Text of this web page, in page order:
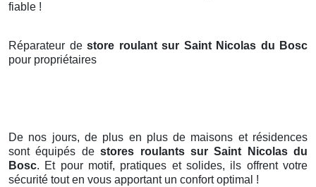
fiable !
Réparateur de store roulant sur Saint Nicolas du Bosc
pour propriétaires
De nos jours, de plus en plus de maisons et résidences
sont équipés destores roulants sur Saint Nicolas du
Bosc. Et pour motif, pratiques et solides, ils offrent votre
sécurité tout en vous apportant un confort optimal !